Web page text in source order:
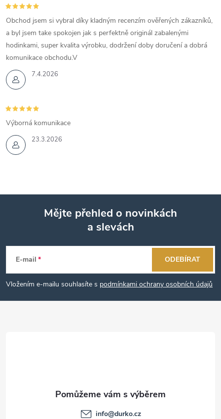
7.4.2026
Obchod jsem si vybral díky kladným recenzím ověřených zákazníků,
a byl jsem take spokojen jak s perfektně originál zabalenými
hodinkami, super kvalita výrobku, dodržení doby doručení a dobrá
komunikace obchodu.V
23.3.2026
Výborná komunikace
p
a
Mějte přehled o novinkách
a slevách
E-mail
Vložením e-mailu souhlasíte s podmínkami ochrany osobních údajů
ODEBÍRAT
info@durko.cz